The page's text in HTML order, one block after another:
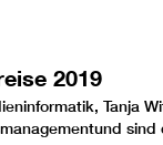
2019
Tanja